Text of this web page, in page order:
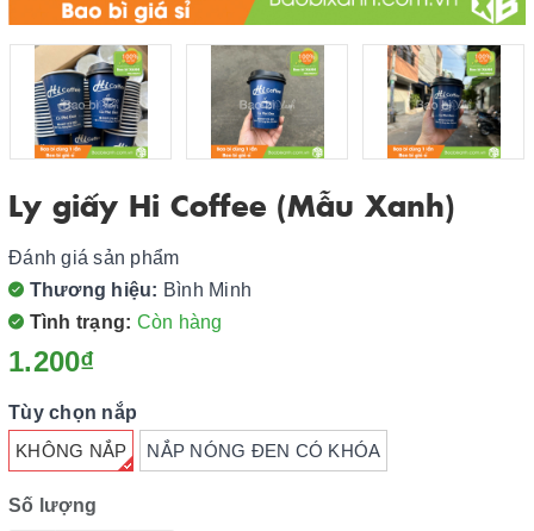
Ly giấy Hi Coffee (Mẫu Xanh)
Đánh giá sản phẩm
Thương hiệu: Bình Minh
Tình trạng: Còn hàng
1.200₫
Tùy chọn nắp
KHÔNG NẮP NẮP NÓNG ĐEN CÓ KHÓA
Số lượng